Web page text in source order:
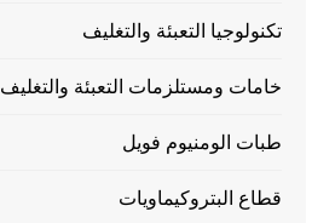
تكنولوجيا التعبئة والتغليف
خامات ومستلزمات التعبئة والتغليف
طبات الومنيوم فويل
قطاع البتروكيماويات